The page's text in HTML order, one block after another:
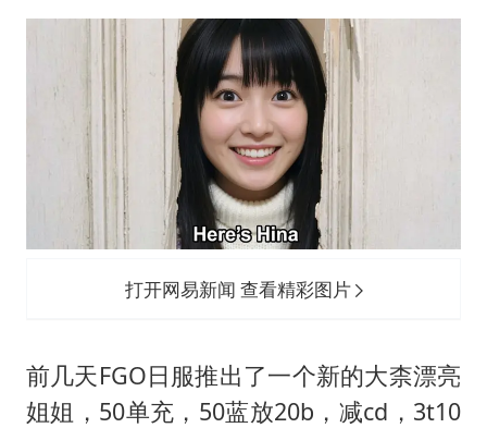
打开网易新闻 查看精彩图片
前几天FGO日服推出了一个新的大柰漂亮
姐姐，50单充，50蓝放20b，减cd，3t10